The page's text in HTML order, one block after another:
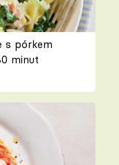
s pórkem
minut